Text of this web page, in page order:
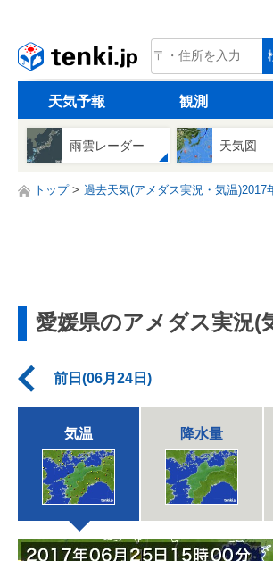
tenki.jp
天気予報 観測
雨雲レーダー 天気図
トップ 過去天気(アメダス実況・気温)2017
愛媛県のアメダス実況(
前日(06月24日)
気温 降水量